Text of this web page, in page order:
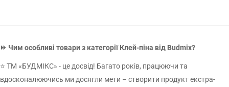
⏩ Чим особливі товари з категорії Клей-піна від Budmix?
⭐ ТМ «БУДМІКС» - це досвід! Багато років, працюючи та
вдосконалюючись ми досягли мети – створити продукт екстра-
ВІДПРАВИТИ